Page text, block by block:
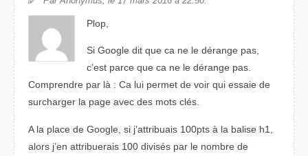
Plop,
Si Google dit que ca ne le dérange pas,
c’est parce que ca ne le dérange pas.
Comprendre par là : Ca lui permet de voir qui essaie de
surcharger la page avec des mots clés.
A la place de Google, si j’attribuais 100pts à la balise h1,
alors j’en attribuerais 100 divisés par le nombre de